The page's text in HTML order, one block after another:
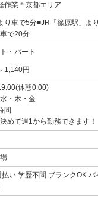
作業＊京都エリア
り車で5分■JR「篠原駅」よ
で20分
・パート
1,140円
休憩0:00)
・木・金
間
めて週1から勤務できます！
払い 学歴不問 ブランクOK